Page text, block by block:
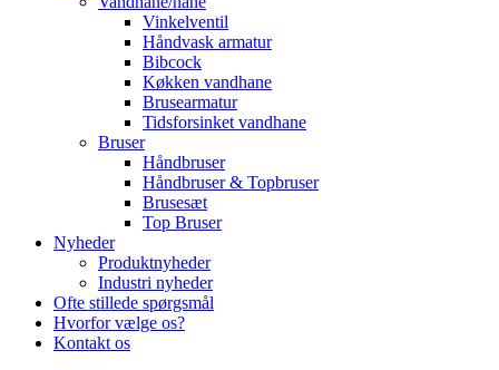
Vinkelventil
Håndvask armatur
Bibcock
Køkken vandhane
Brusearmatur
Tidsforsinket vandhane
Bruser
Håndbruser
Håndbruser & Topbruser
Brusesæt
Top Bruser
Nyheder
Produktnyheder
Industri nyheder
Ofte stillede spørgsmål
Hvorfor vælge os?
Kontakt os